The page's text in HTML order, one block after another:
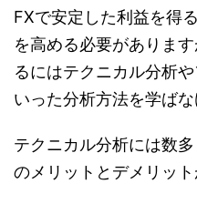
FXで安定した利益を得
を高める必要がありま
るにはテクニカル分析
いった分析方法を学ばな
テクニカル分析には数
のメリットとデメリット